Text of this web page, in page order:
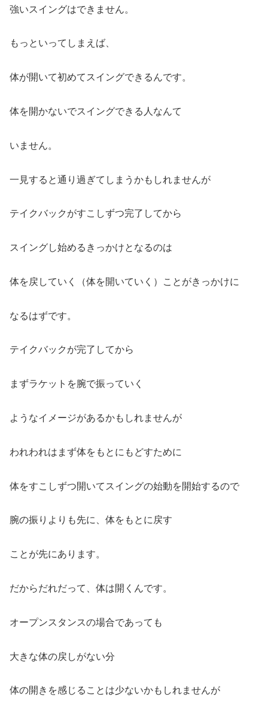
強いスイングはできません。
もっといってしまえば、
体が開いて初めてスイングできるんです。
体を開かないでスイングできる人なんて
いません。
一見すると通り過ぎてしまうかもしれませんが
テイクバックがすこしずつ完了してから
スイングし始めるきっかけとなるのは
体を戻していく（体を開いていく）ことがきっかけに
なるはずです。
テイクバックが完了してから
まずラケットを腕で振っていく
ようなイメージがあるかもしれませんが
われわれはまず体をもとにもどすために
体をすこしずつ開いてスイングの始動を開始するので
腕の振りよりも先に、体をもとに戻す
ことが先にあります。
だからだれだって、体は開くんです。
オープンスタンスの場合であっても
大きな体の戻しがない分
体の開きを感じることは少ないかもしれませんが